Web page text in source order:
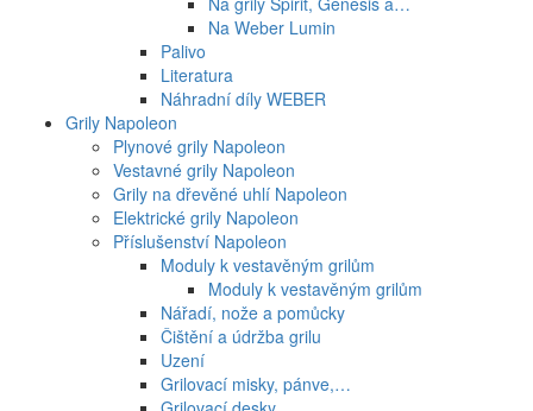
Na Weber Lumin
Palivo
Literatura
Náhradní díly WEBER
Grily Napoleon
Plynové grily Napoleon
Vestavné grily Napoleon
Grily na dřevěné uhlí Napoleon
Elektrické grily Napoleon
Příslušenství Napoleon
Moduly k vestavěným grilům
Moduly k vestavěným grilům
Nářadí, nože a pomůcky
Čištění a údržba grilu
Uzení
Grilovací misky, pánve,…